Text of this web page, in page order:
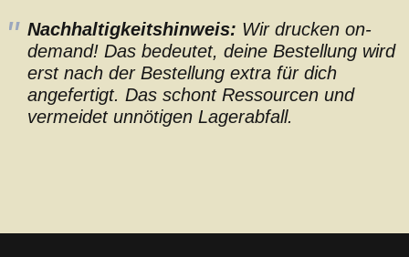
Nachhaltigkeitshinweis: Wir drucken on-
demand! Das bedeutet, deine Bestellung wird
erst nach der Bestellung extra für dich
angefertigt. Das schont Ressourcen und
vermeidet unnötigen Lagerabfall.